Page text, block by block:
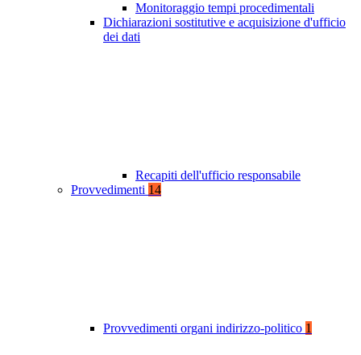
Monitoraggio tempi procedimentali
Dichiarazioni sostitutive e acquisizione d'ufficio
dei dati
Recapiti dell'ufficio responsabile
Provvedimenti 14
Provvedimenti organi indirizzo-politico 1